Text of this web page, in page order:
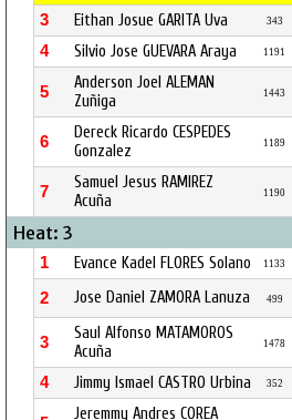
3 Eithan Josue GARITA Uva 343
4 Silvio Jose GUEVARA Araya 1191
5
Anderson Joel ALEMAN
Zuñiga
1443
6
Dereck Ricardo CESPEDES
Gonzalez
1189
7
Samuel Jesus RAMIREZ
Acuña
1190
Heat: 3
1 Evance Kadel FLORES Solano 1133
2 Jose Daniel ZAMORA Lanuza 499
3
Saul Alfonso MATAMOROS
Acuña
1478
4 Jimmy Ismael CASTRO Urbina 352
Jeremmy Andres COREA